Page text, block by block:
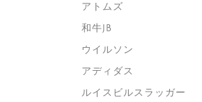
アトムズ
和牛JB
ウイルソン
アディダス
ルイスビルスラッガー